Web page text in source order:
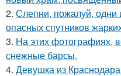
2. Слепни, пожалуй, одни
опасных спутников
3. На этих фотографиях,
снежные барсы.
4. Девушка из